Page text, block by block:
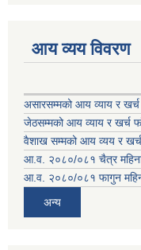
आय व्यय विवरण
असारसम्मको आय व्याय र खर्च
जेठसम्मको आय व्याय र खर्च
वैशाख सम्मको आय व्यय र
आ.व. २०८०/०८१ चैत्र
आ.व. २०८०/०८१ फागुन
अन्य